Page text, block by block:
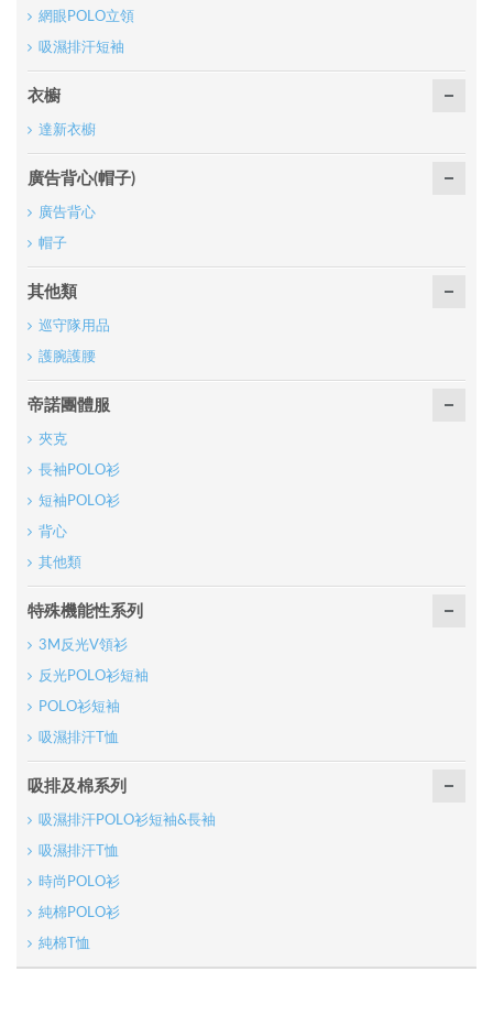
網眼POLO立領
吸濕排汗短袖
衣櫥
達新衣櫥
廣告背心(帽子)
廣告背心
帽子
其他類
巡守隊用品
護腕護腰
帝諾團體服
夾克
長袖POLO衫
短袖POLO衫
背心
其他類
特殊機能性系列
3M反光V領衫
反光POLO衫短袖
POLO衫短袖
吸濕排汗T恤
吸排及棉系列
吸濕排汗POLO衫短袖&長袖
吸濕排汗T恤
時尚POLO衫
純棉POLO衫
純棉T恤